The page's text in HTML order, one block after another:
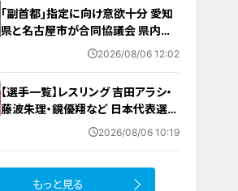
｢副首都｣指定に向け意欲十分 愛知
県と名古屋市が合同協議会 県内の
自治体トップ｢経済発展や人口対策
2026/08/06 12:02
【選手一覧】レスリング 吉田アラシ・
藤波朱理・鏡優翔など 日本代表選手
【アジア大会 愛知･名古屋 2026】
2026/08/06 10:19
もっと見る